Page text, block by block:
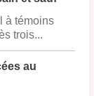
à témoins
trois...
au